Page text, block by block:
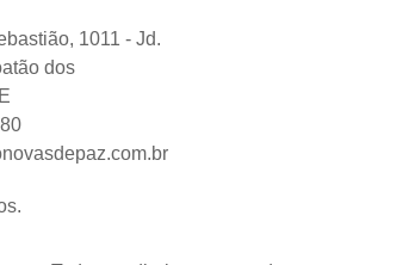
1011 - Jd.
dos